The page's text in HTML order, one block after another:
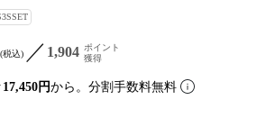
17,450円から。分割手数料無料
税込 1,904 ポイント
獲得